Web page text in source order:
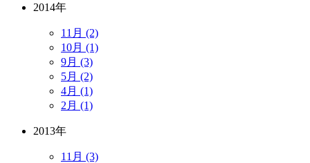
2014年
11月 (2)
10月 (1)
9月 (3)
5月 (2)
4月 (1)
2月 (1)
2013年
11月 (3)